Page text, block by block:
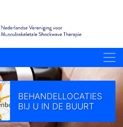
BEHANDELLOCATIES
BIJ U IN DE BUURT